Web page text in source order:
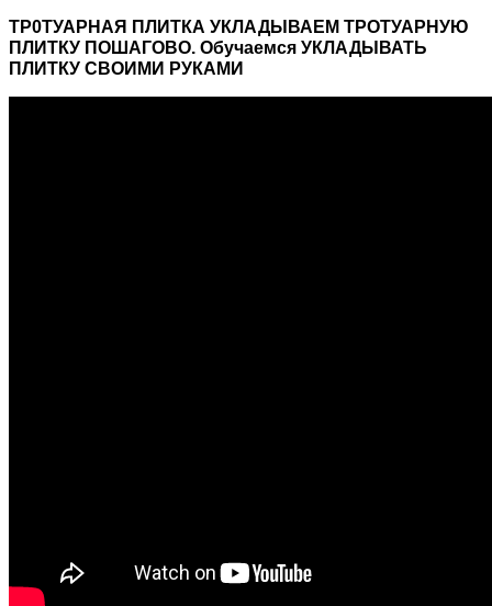
ТР0ТУАРНАЯ ПЛИТКА УКЛАДЫВАЕМ ТРОТУАРНУЮ
ПЛИТКУ ПОШАГОВО. Обучаемся УКЛАДЫВАТЬ
ПЛИТКУ СВОИМИ РУКАМИ